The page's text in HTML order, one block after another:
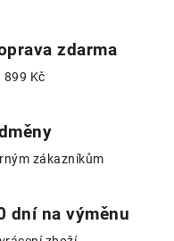
zdarma
899 Kč
zákazníkům
dní na výměnu